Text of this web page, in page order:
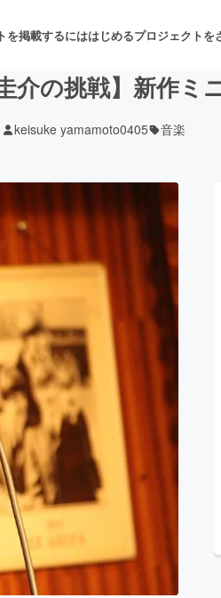
を掲載するにははじめるプロジェクトを
舞台・パ
開発 フード・飲
アニメ・漫画
ビューティ
for Social Good
CAMPFIRE Creation
ふるさと納税machi-ya
介の挑戦】新作ミ
keisuke yamamoto0405 音楽